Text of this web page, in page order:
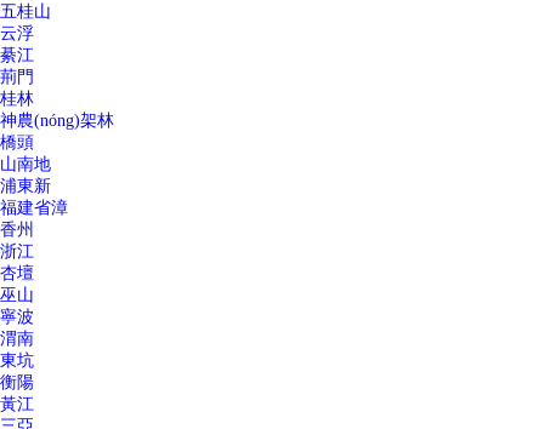
五桂山
云浮
綦江
荊門
桂林
神農(nóng)架林
橋頭
山南地
浦東新
福建省漳
香州
浙江
杏壇
巫山
寧波
渭南
東坑
衡陽
黃江